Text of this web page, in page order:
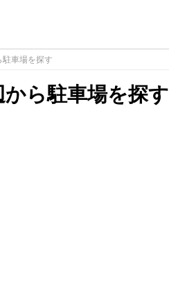
車場を探す
ら駐車場を探す